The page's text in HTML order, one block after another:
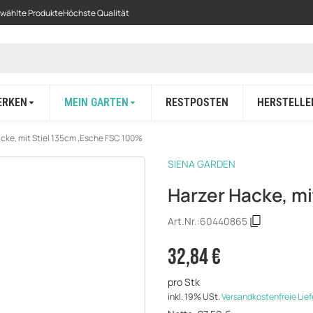
ProdukteHöchste Qualität
MEIN GARTEN RESTPOSTEN
mit Stiel 135cm ,Esche FSC 100%
SIENA GARDEN
Harzer Hacke,
Art.Nr.:60440865
32,84 €
pro Stk
inkl. 19% USt.Versandkostenfreie